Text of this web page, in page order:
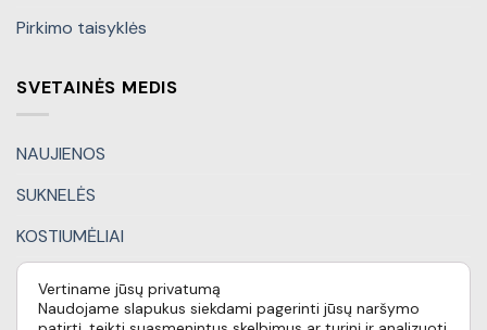
Pirkimo taisyklės
SVETAINĖS MEDIS
NAUJIENOS
SUKNELĖS
KOSTIUMĖLIAI
KITI DRABUŽIAI
DOVANŲ KUPONAI
Vertiname jūsų privatumą
Naudojame slapukus siekdami pagerinti jūsų naršymo